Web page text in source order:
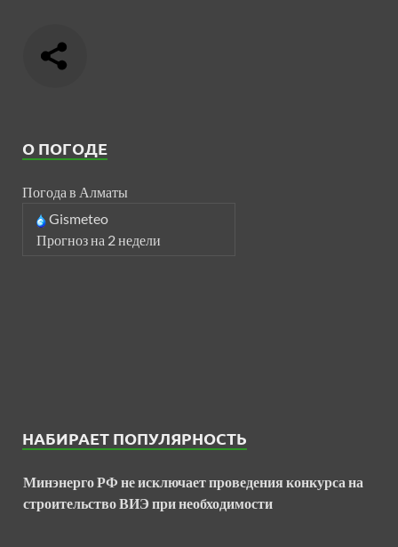
О ПОГОДЕ
Погода в Алматы
Gismeteo
Прогноз на 2 недели
НАБИРАЕТ ПОПУЛЯРНОСТЬ
Минэнерго РФ не исключает проведения конкурса на
строительство ВИЭ при необходимости